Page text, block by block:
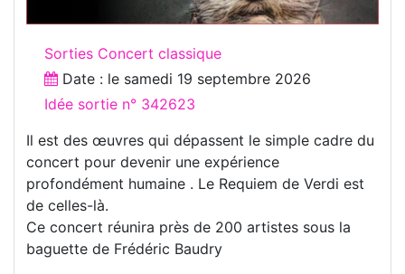
Sorties Concert classique
Date : le samedi 19 septembre 2026
Idée sortie n° 342623
Il est des œuvres qui dépassent le simple cadre du
concert pour devenir une expérience
profondément humaine . Le Requiem de Verdi est
de celles-là.
Ce concert réunira près de 200 artistes sous la
baguette de Frédéric Baudry